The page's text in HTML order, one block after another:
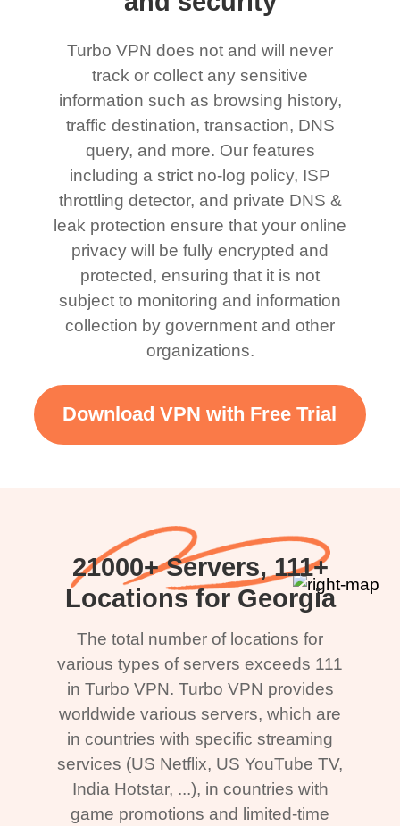
Turbo VPN does not and will never
track or collect any sensitive
information such as browsing history,
traffic destination, transaction, DNS
query, and more. Our features
including a strict no-log policy, ISP
throttling detector, and private DNS &
leak protection ensure that your online
privacy will be fully encrypted and
protected, ensuring that it is not
subject to monitoring and information
collection by government and other
organizations.
Download VPN with Free Trial
21000+ Servers, 111+
Locations for Georgia
The total number of locations for
various types of servers exceeds 111
in Turbo VPN. Turbo VPN provides
worldwide various servers, which are
in countries with specific streaming
services (US Netflix, US YouTube TV,
India Hotstar, ...), in countries with
game promotions and limited-time